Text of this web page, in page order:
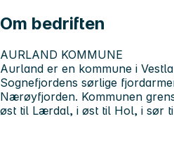
Om bedriften
AURLAND KOMMUNE
Aurland er en kommune i
Sognefjordens sørlige
Nærøyfjorden. Kommunen
øst til Lærdal, i øst til Hol, i sør